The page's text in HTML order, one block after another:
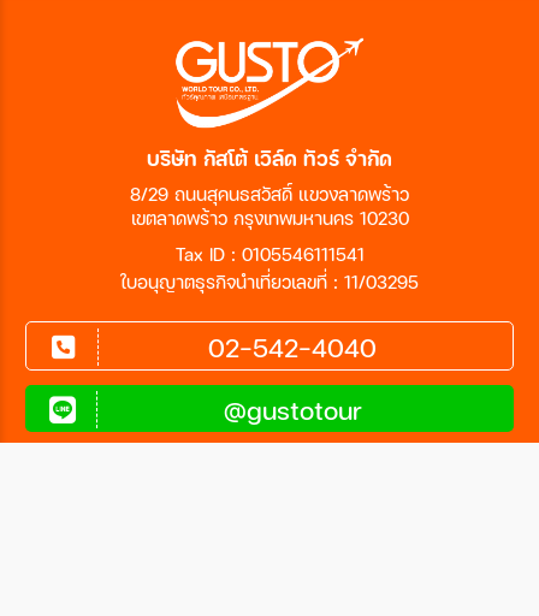
บริษัท กัสโต้ เวิล์ด ทัวร์ จำกัด
8/29 ถนนสุคนธสวัสดิ์ แขวงลาดพร้าว
เขตลาดพร้าว กรุงเทพมหานคร 10230
Tax ID : 0105546111541
ใบอนุญาตธุรกิจนำเที่ยวเลขที่ : 11/03295
02-542-4040
@gustotour